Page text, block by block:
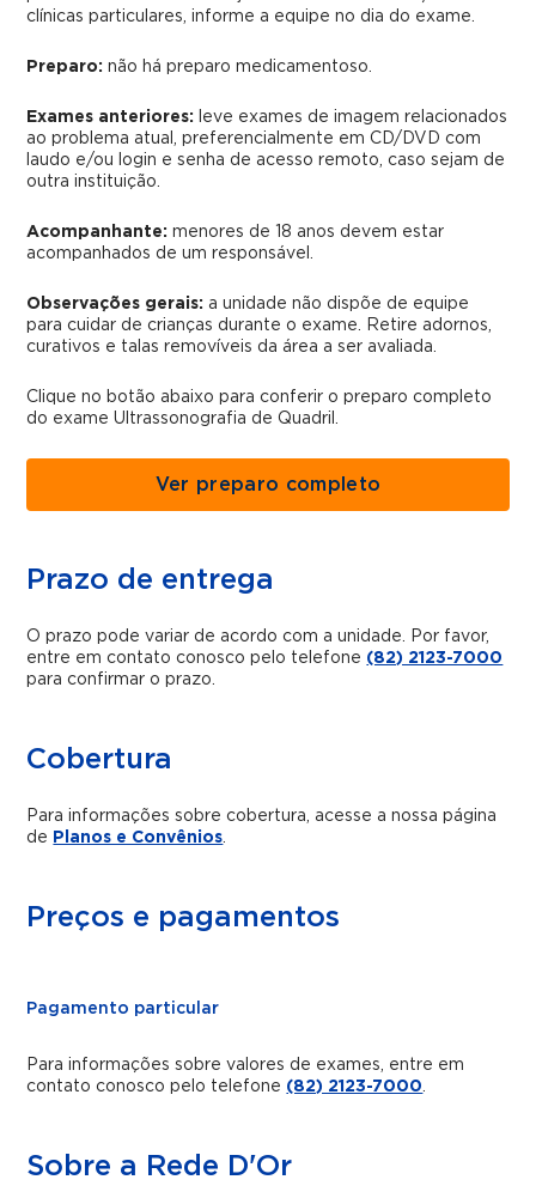
clínicas particulares, informe a equipe no dia do exame.
Preparo:não há preparo medicamentoso.
Exames anteriores:
leve exames de imagem relacionados
ao problema atual, preferencialmente em CD/DVD com
laudo e/ou login e senha de acesso remoto, caso sejam de
outra instituição.
Acompanhante: menores de 18 anos devem estar
acompanhados de um responsável.
Observações gerais: a unidade não dispõe de equipe
para cuidar de crianças durante o exame. Retire adornos,
curativos e talas removíveis da área a ser avaliada.
Clique no botão abaixo para conferir o preparo completo
do exame Ultrassonografia de Quadril.
Ver preparo completo
Prazo de entrega
O prazo pode variar de acordo com a unidade. Por favor,
entre em contato conosco pelo telefone (82) 2123-7000
para confirmar o prazo.
Cobertura
Para informações sobre cobertura, acesse a nossa página
de Planos e Convênios.
Preços e pagamentos
Pagamento particular
Para informações sobre valores de exames, entre em
contato conosco pelo telefone (82) 2123-7000.
Sobre a Rede D'Or